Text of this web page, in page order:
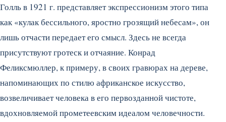
Голль в 1921 г. представляет экспрессионизм этого типа
как «кулак бессильного, яростно грозящий небесам», он
лишь отчасти передает его смысл. Здесь не всегда
присутствуют гротеск и отчаяние. Конрад
Феликсмюллер, к примеру, в своих гравюрах на дереве,
напоминающих по стилю африканское искусство,
возвеличивает человека в его первозданной чистоте,
вдохновляемой прометеевским идеалом человечности.